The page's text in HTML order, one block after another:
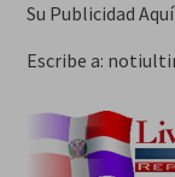
Su Publicidad Aquí
Escribe a: